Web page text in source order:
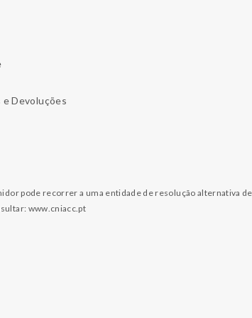
e Devoluções
pode recorrer a uma entidade de resolução alternativa
www.cniacc.pt